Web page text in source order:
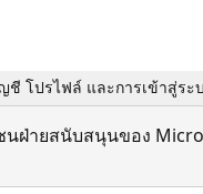
โปรไฟล์ และการเข้าสู่ระ
ฝ่ายสนับสนุนของ